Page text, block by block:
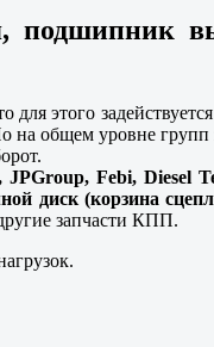
подшипник
для этого
общем уровне групп
Febi, Diesel
диск (корзина
запчасти КПП.